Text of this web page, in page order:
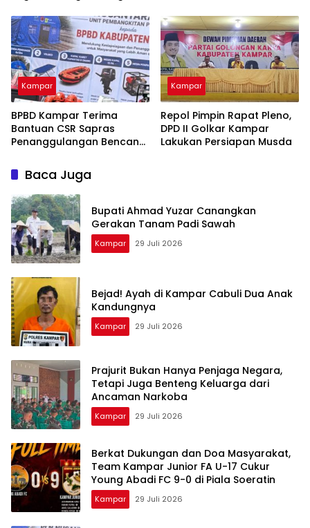
Soeratin
Kampar
BPBD Kampar Terima
Bantuan CSR Sapras
Penanggulangan Bencana
Nusantara Power
Kampar
Repol Pimpin Rapat Pleno,
DPD II Golkar Kampar
Lakukan Persiapan Musda
Baca Juga
Bupati Ahmad Yuzar Canangkan
Gerakan Tanam Padi Sawah
Kampar 29 Juli 2026
Bejad! Ayah di Kampar Cabuli Dua Anak
Kandungnya
Kampar 29 Juli 2026
Prajurit Bukan Hanya Penjaga Negara,
Tetapi Juga Benteng Keluarga dari
Ancaman Narkoba
Kampar 29 Juli 2026
Berkat Dukungan dan Doa Masyarakat,
Team Kampar Junior FA U-17 Cukur
Young Abadi FC 9-0 di Piala Soeratin
Kampar 29 Juli 2026